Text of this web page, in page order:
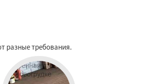
разные требования.